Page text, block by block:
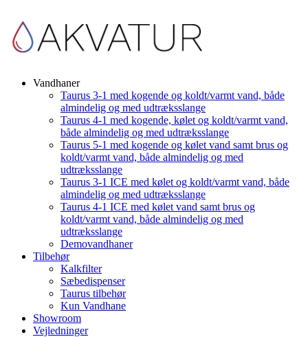
Vandhaner
Taurus 3-1 med kogende og koldt/varmt vand, både
almindelig og med udtræksslange
Taurus 4-1 med kogende, kølet og koldt/varmt vand,
både almindelig og med udtræksslange
Taurus 5-1 med kogende og kølet vand samt brus og
koldt/varmt vand, både almindelig og med
udtræksslange
Taurus 3-1 ICE med kølet og koldt/varmt vand, både
almindelig og med udtræksslange
Taurus 4-1 ICE med kølet vand samt brus og
koldt/varmt vand, både almindelig og med
udtræksslange
Demovandhaner
Tilbehør
Kalkfilter
Sæbedispenser
Taurus tilbehør
Kun Vandhane
Showroom
Vejledninger